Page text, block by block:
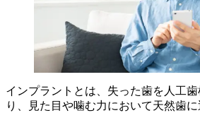
インプラントとは、失った歯を人工
り、見た目や噛む力において天然歯